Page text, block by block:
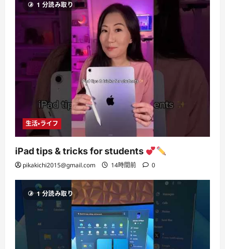
1 分読み取り
生活・ライフ
iPad tips & tricks for students
pikakichi2015@gmail.com 14時間前 0
1 分読み取り